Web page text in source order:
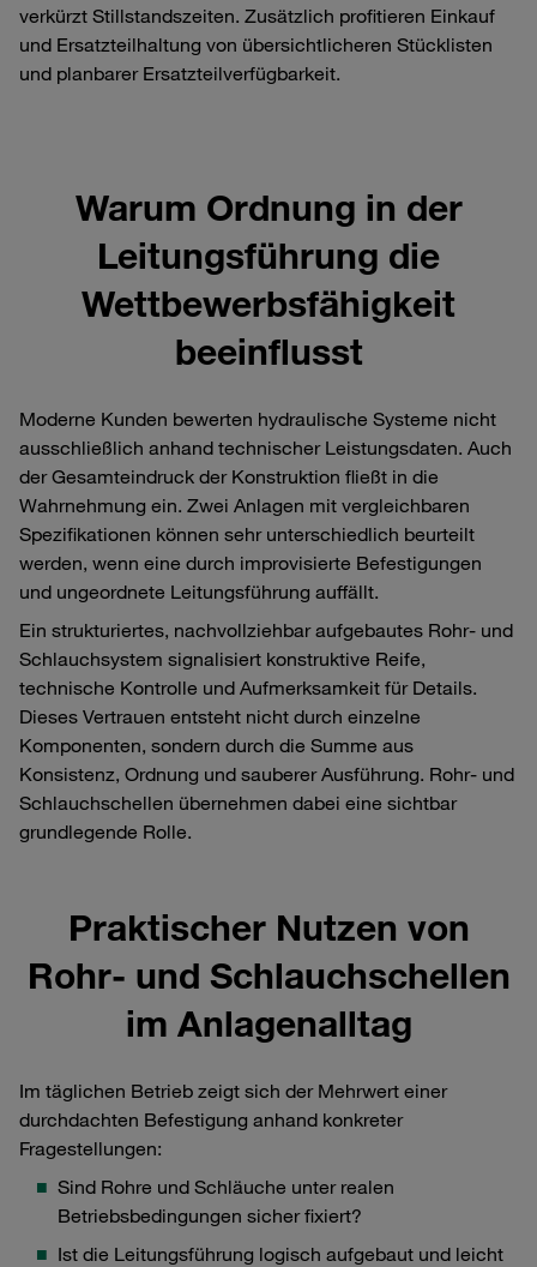
verkürzt Stillstandszeiten. Zusätzlich profitieren Einkauf
und Ersatzteilhaltung von übersichtlicheren Stücklisten
und planbarer Ersatzteilverfügbarkeit.
Warum Ordnung in der
Leitungsführung die
Wettbewerbsfähigkeit
beeinflusst
Moderne Kunden bewerten hydraulische Systeme nicht
ausschließlich anhand technischer Leistungsdaten. Auch
der Gesamteindruck der Konstruktion fließt in die
Wahrnehmung ein. Zwei Anlagen mit vergleichbaren
Spezifikationen können sehr unterschiedlich beurteilt
werden, wenn eine durch improvisierte Befestigungen
und ungeordnete Leitungsführung auffällt.
Ein strukturiertes, nachvollziehbar aufgebautes Rohr‑ und
Schlauchsystem signalisiert konstruktive Reife,
technische Kontrolle und Aufmerksamkeit für Details.
Dieses Vertrauen entsteht nicht durch einzelne
Komponenten, sondern durch die Summe aus
Konsistenz, Ordnung und sauberer Ausführung. Rohr‑ und
Schlauchschellen übernehmen dabei eine sichtbar
grundlegende Rolle.
Praktischer Nutzen von
Rohr‑ und Schlauchschellen
im Anlagenalltag
Im täglichen Betrieb zeigt sich der Mehrwert einer
durchdachten Befestigung anhand konkreter
Fragestellungen:
Sind Rohre und Schläuche unter realen
Betriebsbedingungen sicher fixiert?
Ist die Leitungsführung logisch aufgebaut und leicht